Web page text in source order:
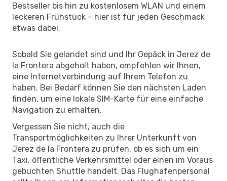
Bestseller bis hin zu kostenlosem WLAN und einem
leckeren Frühstück – hier ist für jeden Geschmack
etwas dabei.
Sobald Sie gelandet sind und Ihr Gepäck in Jerez de
la Frontera abgeholt haben, empfehlen wir Ihnen,
eine Internetverbindung auf Ihrem Telefon zu
haben. Bei Bedarf können Sie den nächsten Laden
finden, um eine lokale SIM-Karte für eine einfache
Navigation zu erhalten.
Vergessen Sie nicht, auch die
Transportmöglichkeiten zu Ihrer Unterkunft von
Jerez de la Frontera zu prüfen, ob es sich um ein
Taxi, öffentliche Verkehrsmittel oder einen im Voraus
gebuchten Shuttle handelt. Das Flughafenpersonal